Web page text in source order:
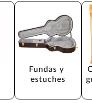
Fundas y
estuches